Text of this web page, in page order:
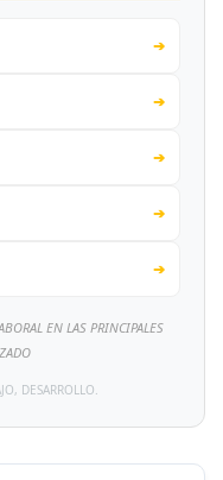
➔
➔
➔
➔
➔
EN LAS PRINCIPALES
DESARROLLO.